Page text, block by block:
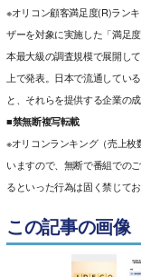
※オリコン顧客満足度(R)ラン
ザーを対象に実施した「満足
本最大級の調査規模で展開し
上で発表。日本で流通してい
と、それらを提供する企業の
■禁無断複写転載
※オリコンランキング（売上
いますので、無断で番組での
るといった行為は固く禁じてお
この記事の画像